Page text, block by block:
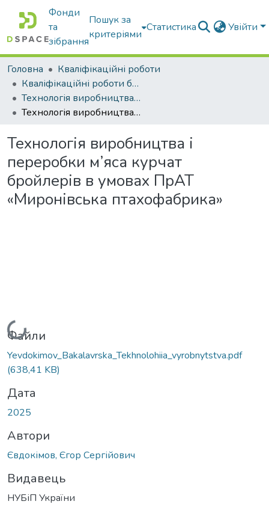
Фонди
та
зібрання
Пошук за
критеріями
Статистика Увійти
Головна
Кваліфікаційні роботи
Кваліфікаційні роботи бакалаврів
Технологія виробництва і переробки продукції тваринництва
Технологія виробництва і переробки м’яса курчат бройлерів в умовах ПрАТ «Миронівська птахофабрика»
Технологія виробництва і
переробки м’яса курчат
бройлерів в умовах ПрАТ
«Миронівська птахофабрика»
Вантажиться...
Файли
Yevdokimov_Bakalavrska_Tekhnolohiia_vyrobnytstva.pdf
(638,41 KB)
Дата
2025
Автори
Євдокімов, Єгор Сергійович
Видавець
НУБіП України